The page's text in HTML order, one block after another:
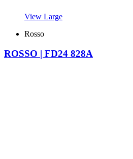
View Large
Rosso
ROSSO | FD24 828A